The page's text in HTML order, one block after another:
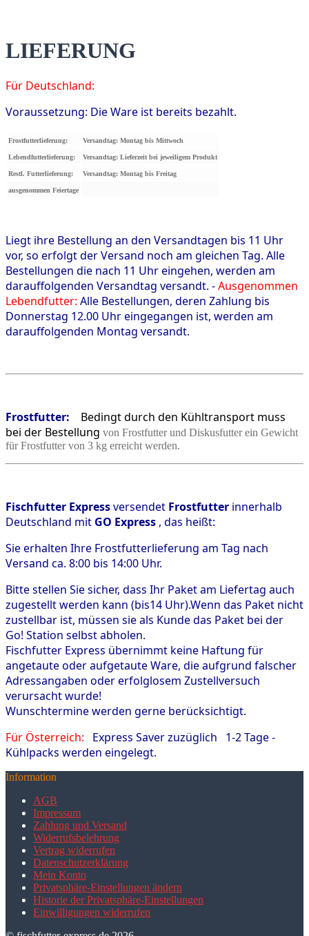
LIEFERUNG
Für Deutschland:
Voraussetzung: Die Ware ist bereits bezahlt.
Frostfutterlieferung: Versandtag: Montag bis Mittwoch
Lebendfutterlieferung: Versandtag: Lieferzeit bei jeweiligem Produkt
Restl. Futterlieferung: Versandtag: Montag bis Freitag
ausgenommen Feiertage
Liegt ihre Bestellung an den Versandtagen bis 11 Uhr
vor, so erfolgt der Versand noch am gleichen Tag. Alle
Bestellungen die nach 11 Uhr eingehen, werden am
darauffolgenden Versandtag versandt. -Ausgenommen
Lebendfutter: Alle Bestellungen, deren Zahlung bis
Donnerstag 12.00 Uhr eingegangen ist, werden am
darauffolgenden Montag versandt.
Frostfutter: Bedingt durch den Kühltransport muss
bei der Bestellung von Frostfutter und Diskusfutter ein Gewicht
für Frostfutter von 3 kg erreicht werden.
Fischfutter Expressversendet Frostfutter innerhalb
Deutschland mit GO Express , das heißt:
Sie erhalten Ihre Frostfutterlieferung am Tag nach
Versand ca. 8:00 bis 14:00 Uhr.
Bitte stellen Sie sicher, dass Ihr Paket am Liefertag auch
zugestellt werden kann (bis14 Uhr).Wenn das Paket nicht
zustellbar ist, müssen sie als Kunde das Paket bei der
Go! Station selbst abholen.
Fischfutter Express übernimmt keine Haftung für
angetaute oder aufgetaute Ware, die aufgrund falscher
Adressangaben oder erfolglosem Zustellversuch
verursacht wurde!
Wunschtermine werden gerne berücksichtigt.
Für Österreich: Express Saver zuzüglich 1-2 Tage -
Kühlpacks werden eingelegt.
Information
AGB
Impressum
Zahlung und Versand
Widerrufsbelehrung
Vertrag widerrufen
Datenschutzerklärung
Mein Konto
Privatsphäre-Einstellungen ändern
Historie der Privatsphäre-Einstellungen
Einwilligungen widerrufen